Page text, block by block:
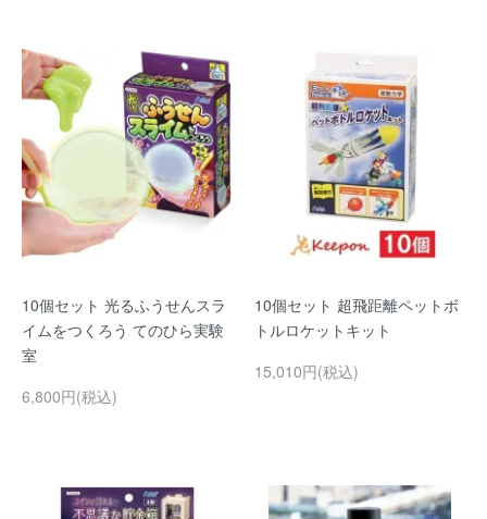
10個セット 光るふうせんスラ
イムをつくろう てのひら実験
室
6,800円(税込)
10個セット 超飛距離ペットボ
トルロケットキット
15,010円(税込)